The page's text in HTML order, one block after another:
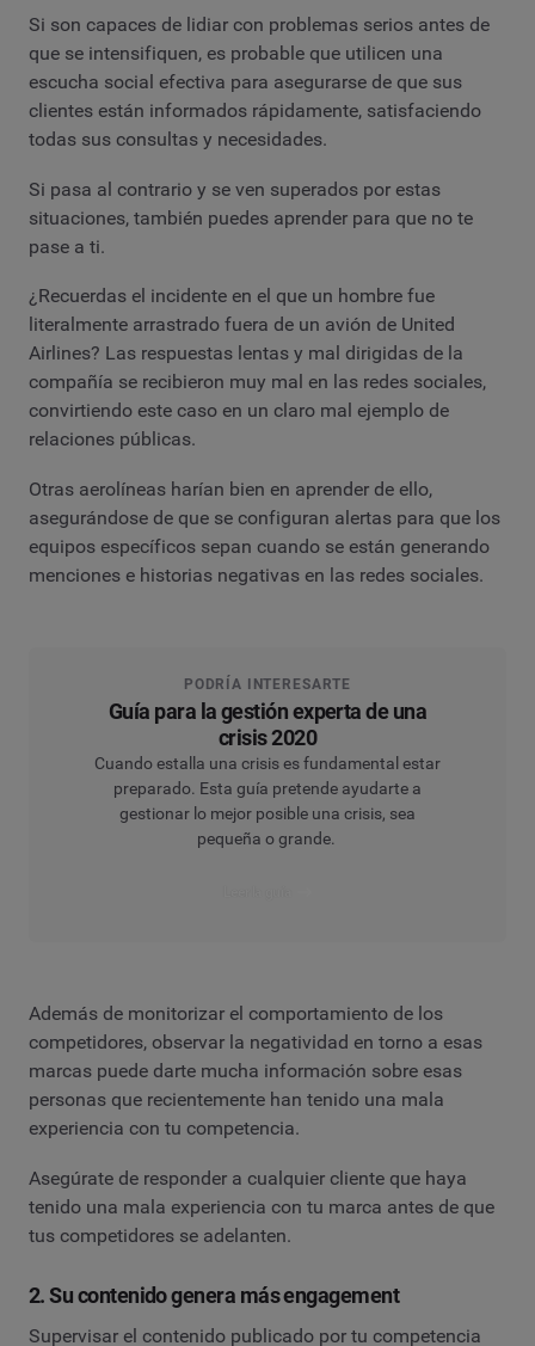
Si son capaces de lidiar con problemas serios antes de
que se intensifiquen, es probable que utilicen una
escucha social efectiva para asegurarse de que sus
clientes están informados rápidamente, satisfaciendo
todas sus consultas y necesidades.
Si pasa al contrario y se ven superados por estas
situaciones, también puedes aprender para que no te
pase a ti.
¿Recuerdas el incidente en el que un hombre fue
literalmente arrastrado fuera de un avión de United
Airlines? Las respuestas lentas y mal dirigidas de la
compañía se recibieron muy mal en las redes sociales,
convirtiendo este caso en un claro mal ejemplo de
relaciones públicas.
Otras aerolíneas harían bien en aprender de ello,
asegurándose de que se configuran alertas para que los
equipos específicos sepan cuando se están generando
menciones e historias negativas en las redes sociales.
PODRÍA INTERESARTE
Guía para la gestión experta de una
crisis 2020
Cuando estalla una crisis es fundamental estar
preparado. Esta guía pretende ayudarte a
gestionar lo mejor posible una crisis, sea
pequeña o grande.
Además de monitorizar el comportamiento de los
competidores, observar la negatividad en torno a esas
marcas puede darte mucha información sobre esas
personas que recientemente han tenido una mala
experiencia con tu competencia.
Asegúrate de responder a cualquier cliente que haya
tenido una mala experiencia con tu marca antes de que
tus competidores se adelanten.
2. Su contenido genera más engagement
Supervisar el contenido publicado por tu competencia